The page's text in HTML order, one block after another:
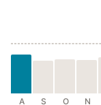
A S O N